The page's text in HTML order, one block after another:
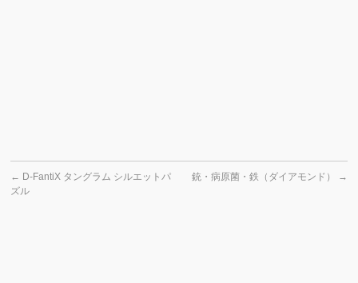
← D-FantiX タングラム シルエットパ
ズル
銃・病原菌・鉄（ダイアモンド） →